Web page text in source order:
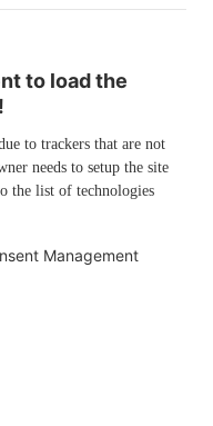
to load the
to trackers that are not
needs to setup the site
the list of technologies
Management